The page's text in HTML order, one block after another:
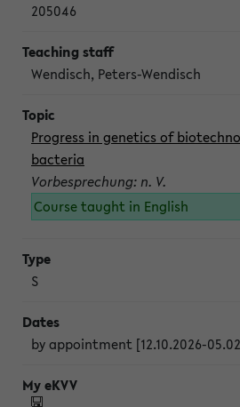
205046
Wendisch, Peters-Wendisch
Progress in genetics of
bacteria
Vorbesprechung: n. V.
Course taught in English
S
by appointment [12.10.2026-